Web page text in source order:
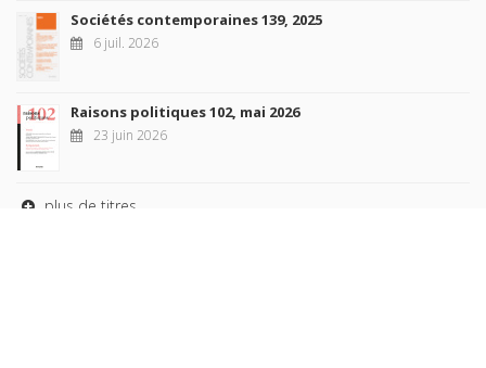
Sociétés contemporaines 139, 2025
6 juil. 2026
Raisons politiques 102, mai 2026
23 juin 2026
plus de titres